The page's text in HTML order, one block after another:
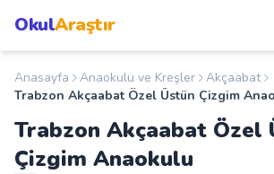
OkulAraştır
Anasayfa
Okullar
Anasayfa Anaokulu ve Kreşler
Akçaabat
Trabzon Akçaabat Özel Üstün Çizgim
Trabzon Akçaabat Özel
Çizgim Anaokulu